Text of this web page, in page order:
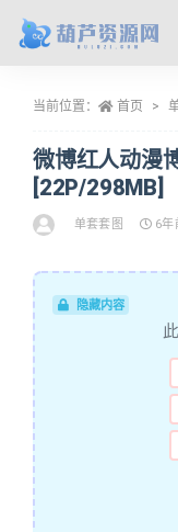
当前位置： 首页
微博红人动漫
[22P/298MB]
单套套图 6年
隐藏内容